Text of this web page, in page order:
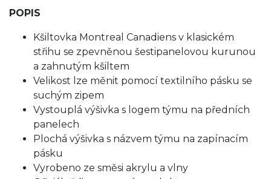
POPIS
Kšiltovka Montreal Canadiens v klasickém
střihu se zpevněnou šestipanelovou kurunou
a zahnutým kšiltem
Velikost lze měnit pomocí textilního pásku se
suchým zipem
Vystouplá výšivka s logem týmu na předních
panelech
Plochá výšivka s názvem týmu na zapínacím
pásku
Vyrobeno ze směsi akrylu a vlny